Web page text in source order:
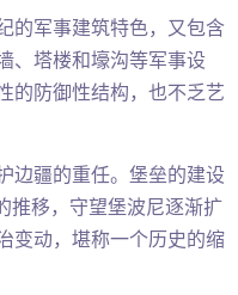
的军事建筑特色，又包含
、塔楼和壕沟等军事设
的防御性结构，也不乏艺
边疆的重任。堡垒的建设
推移，守望堡波尼逐渐扩
变动，堪称一个历史的缩